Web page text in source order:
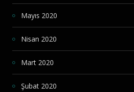
Mayıs 2020
Nisan 2020
Mart 2020
Şubat 2020